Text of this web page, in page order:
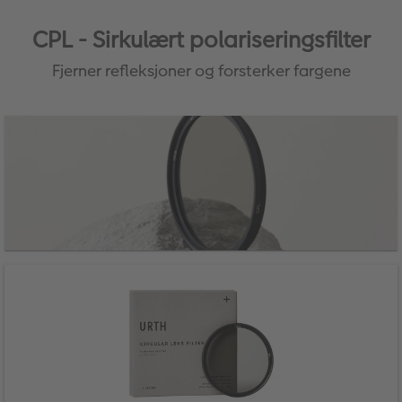
CPL - Sirkulært polariseringsfilter
Fjerner refleksjoner og forsterker fargene